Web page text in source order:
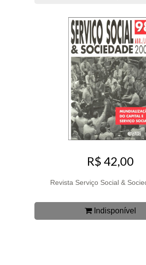
R$ 42,00
Revista Serviço Social &
Indisponível